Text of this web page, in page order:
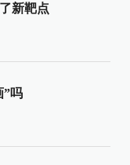
新靶点
”吗